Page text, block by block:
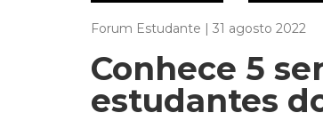
Forum Estudante | 31 agosto 2022
Conhece 5
estudantes